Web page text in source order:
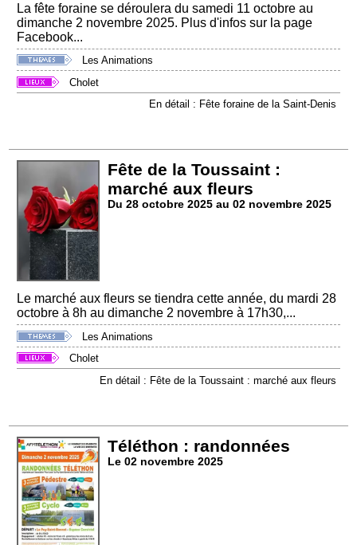
La fête foraine se déroulera du samedi 11 octobre au
dimanche 2 novembre 2025. Plus d'infos sur la page
Facebook...
Les Animations
Cholet
En détail : Fête foraine de la Saint-Denis
Fête de la Toussaint :
marché aux fleurs
Du 28 octobre 2025 au 02 novembre 2025
Le marché aux fleurs se tiendra cette année, du mardi 28
octobre à 8h au dimanche 2 novembre à 17h30,...
Les Animations
Cholet
En détail : Fête de la Toussaint : marché aux fleurs
Téléthon : randonnées
Le 02 novembre 2025